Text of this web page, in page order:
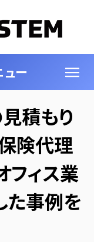
ュー
る
積もり
険代理
フィス業
た事例を